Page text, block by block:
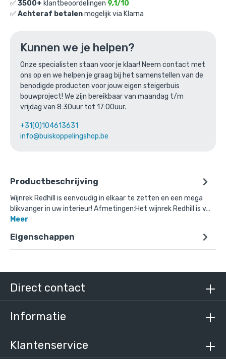
✅3500+ klantbeoordelingen 9,1/10
✅Achteraf betalenmogelijk via Klarna
Kunnen we je helpen?
Onze specialisten staan voor je klaar! Neem contact met
ons op en we helpen je graag bij het samenstellen van de
benodigde producten voor jouw eigen steigerbuis
bouwproject! We zijn bereikbaar van maandag t/m
vrijdag van 8:30uur tot 17:00uur.
+31(0)104613631
info@buiskoppelingshop.be
Productbeschrijving
Wijnrek Redhill is eenvoudig in elkaar te zetten en een mega
blikvanger in uw interieur! Afmetingen:Het wijnrek Redhill is v…
Meer
Eigenschappen
zilverkleurig
Productnummer: BMP70109B-M
€241,17 incl. BTW/ stuk
€199,31 excl. BTW
Ga naar winkelmandje
of verder winkelen
Direct contact
Informatie
Klantenservice